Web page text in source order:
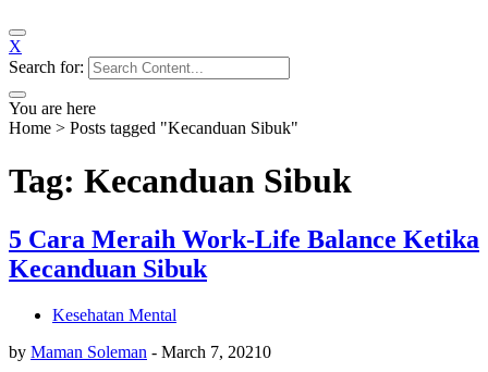
X
Search for:
You are here
Home > Posts tagged "Kecanduan Sibuk"
Tag: Kecanduan Sibuk
5 Cara Meraih Work-Life Balance Ketika
Kecanduan Sibuk
Kesehatan Mental
by Maman Soleman - March 7, 20210